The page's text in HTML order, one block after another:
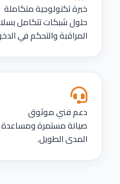
خبرة تكنولوجية متكاملة
حلول شبكات تتكامل
المراقبة والتحكم في
دعم فني موثوق
صيانة مستمرة ومساعدة
المدى الطويل.